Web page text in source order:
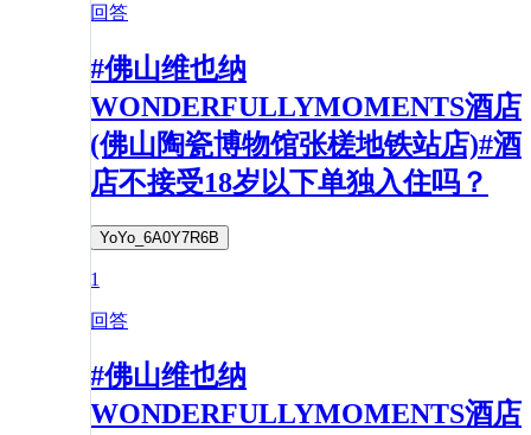
回答
#佛山维也纳
WONDERFULLYMOMENTS酒店
(佛山陶瓷博物馆张槎地铁站店)#酒
店不接受18岁以下单独入住吗？
YoYo_6A0Y7R6B
1
回答
#佛山维也纳
WONDERFULLYMOMENTS酒店